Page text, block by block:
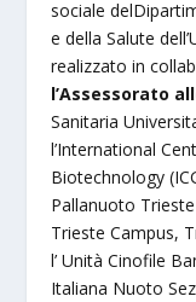
sociale
e della Salute
realizzato in
l’Assessorato
Sanitaria
l’International
Biotechnology
Pallanuoto
Trieste Campus,
l’ Unità Cinofile
Italiana Nuoto